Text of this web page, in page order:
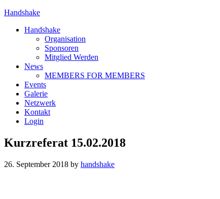
Handshake
Handshake
Organisation
Sponsoren
Mitglied Werden
News
MEMBERS FOR MEMBERS
Events
Galerie
Netzwerk
Kontakt
Login
Kurzreferat 15.02.2018
26. September 2018 by handshake